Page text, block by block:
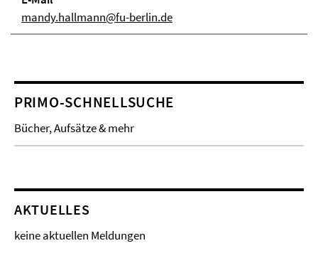
mandy.hallmann@fu-berlin.de
PRIMO-SCHNELLSUCHE
Bücher, Aufsätze & mehr
AKTUELLES
keine aktuellen Meldungen